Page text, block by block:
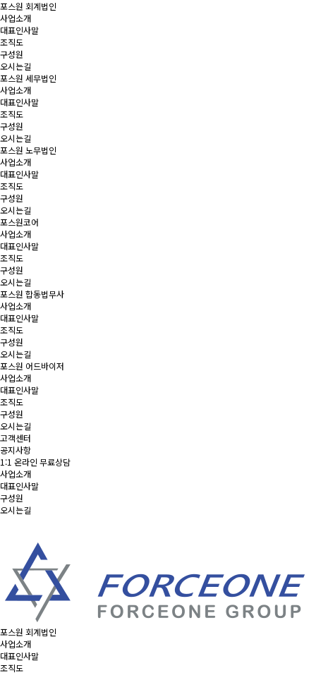
포스원 회계법인
사업소개
대표인사말
조직도
구성원
오시는길
포스원 세무법인
사업소개
대표인사말
조직도
구성원
오시는길
포스원 노무법인
사업소개
대표인사말
조직도
구성원
오시는길
포스원코어
사업소개
대표인사말
조직도
구성원
오시는길
포스원 합동법무사
사업소개
대표인사말
조직도
구성원
오시는길
포스원 어드바이저
사업소개
대표인사말
조직도
구성원
오시는길
고객센터
공지사항
1:1 온라인 무료상담
사업소개
대표인사말
구성원
오시는길
포스원 회계법인
사업소개
대표인사말
조직도